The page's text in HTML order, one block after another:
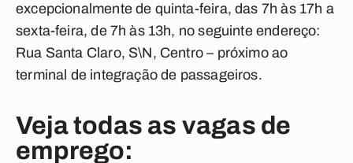
excepcionalmente de quinta-feira, das 7h às 17h a
sexta-feira, de 7h às 13h, no seguinte endereço:
Rua Santa Claro, S\N, Centro – próximo ao
terminal de integração de passageiros.
Veja todas as vagas de
emprego: